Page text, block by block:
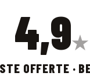
4,9★
OFFERTE ·